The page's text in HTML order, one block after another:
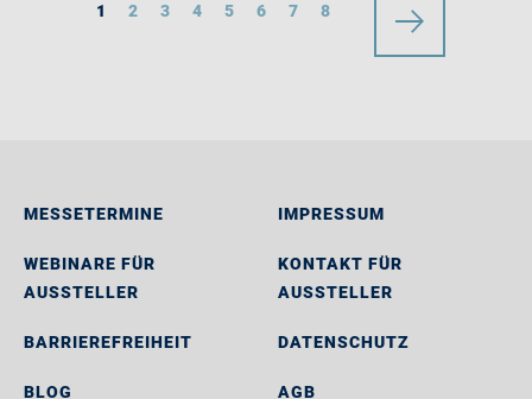
1 2 3 4 5 6 7 8
MESSETERMINE
WEBINARE FÜR
AUSSTELLER
BARRIEREFREIHEIT
BLOG
IMPRESSUM
KONTAKT FÜR
AUSSTELLER
DATENSCHUTZ
AGB